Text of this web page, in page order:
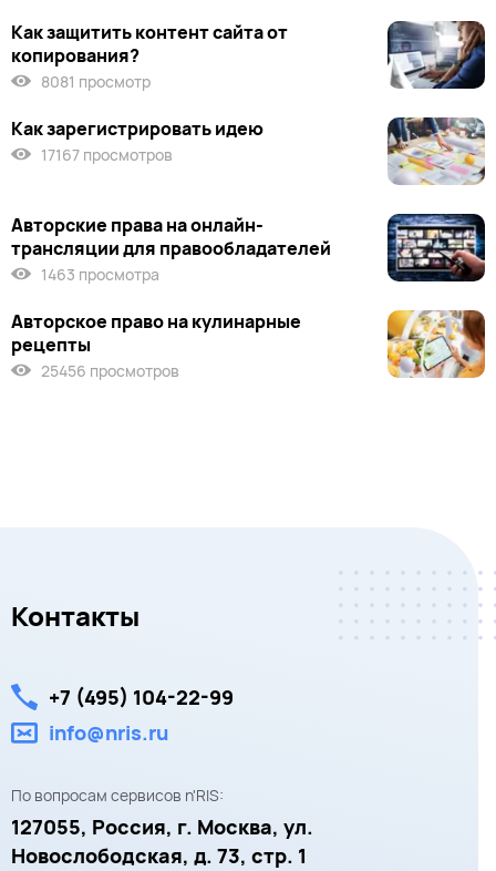
Как защитить контент сайта от
копирования?
8081 просмотр
Как зарегистрировать идею
17167 просмотров
Авторские права на онлайн-
трансляции для правообладателей
1463 просмотра
Авторское право на кулинарные
рецепты
25456 просмотров
Контакты
+7 (495) 104-22-99
info@nris.ru
По вопросам сервисов n'RIS:
127055, Россия, г. Москва, ул.
Новослободская, д. 73, стр. 1